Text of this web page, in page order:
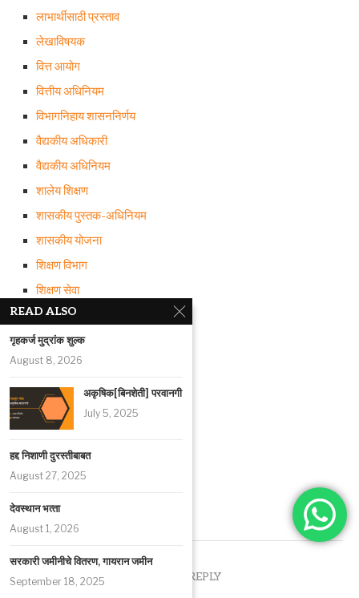
लाभार्थीसाठी प्रस्ताव
लेखाविषयक
वित्त आयोग
वित्तीय अधिनियम
विभागनिहाय शासननिर्णय
वैद्यकीय अधिकारी
वैद्यकीय अधिनियम
शालेय शिक्षण
शासकीय पुस्तक-अधिनियम
शासकीय योजना
शिक्षण विभाग
शिक्षण सेवा
शैक्षणिक अधिनियम
संकीर्ण
समाजकल्याण विभाग योजना
सामान्य प्रशासन
सार्वजनिक आरोग्य
सेवा प्रवेश: अर्हता, निकष
सेवाविषयक
LEAVE A REPLY
READ ALSO
गृहकर्ज मुद्रांक शुल्क
August 8, 2026
अकृषिक[बिनशेती] परवानगी
July 5, 2025
हद्द निशाणी दुरस्‍तीबाबत
August 27, 2025
देवस्‍थान भत्‍ता
August 1, 2026
सरकारी जमीनीचे वितरण, गायरान जमीन
September 18, 2025